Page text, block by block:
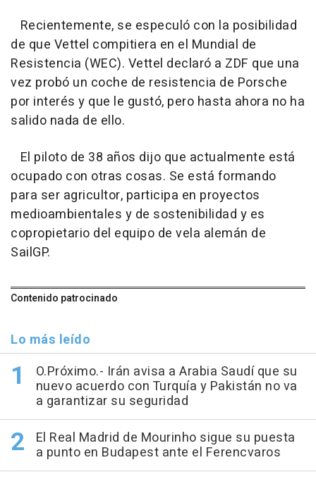
Recientemente, se especuló con la posibilidad
de que Vettel compitiera en el Mundial de
Resistencia (WEC). Vettel declaró a ZDF que una
vez probó un coche de resistencia de Porsche
por interés y que le gustó, pero hasta ahora no ha
salido nada de ello.
El piloto de 38 años dijo que actualmente está
ocupado con otras cosas. Se está formando
para ser agricultor, participa en proyectos
medioambientales y de sostenibilidad y es
copropietario del equipo de vela alemán de
SailGP.
Contenido patrocinado
Lo más leído
O.Próximo.- Irán avisa a Arabia Saudí que su
nuevo acuerdo con Turquía y Pakistán no va
a garantizar su seguridad
El Real Madrid de Mourinho sigue su puesta
a punto en Budapest ante el Ferencvaros